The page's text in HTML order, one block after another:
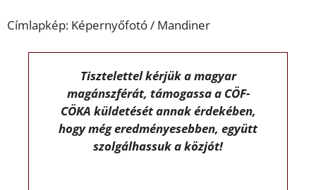
Címlapkép: Képernyőfotó / Mandiner
Tisztelettel kérjük a magyar
magánszférát, támogassa a CÖF-
CÖKA küldetését annak érdekében,
hogy még eredményesebben, együtt
szolgálhassuk a közjót!